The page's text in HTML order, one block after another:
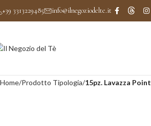
+39 3313229485 info@ilnegoziodelte.it
Home Prodotto Tipologia 15pz. Lavazza Point